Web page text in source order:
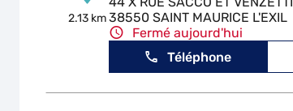
2.13 km38550 SAINT MAURICE L'EXIL
Fermé aujourd'hui
Téléphone